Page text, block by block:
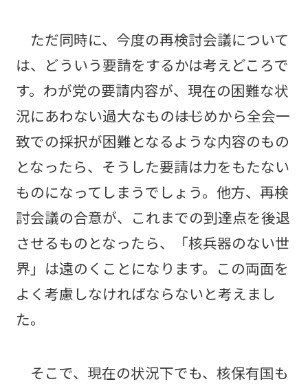
ただ同時に、今度の再検討会議について
は、どういう要請をするかは考えどころで
す。わが党の要請内容が、現在の困難な状
況にあわない過大なもの――はじめから全会一
致での採択が困難となるような内容のもの
となったら、そうした要請は力をもたない
ものになってしまうでしょう。他方、再検
討会議の合意が、これまでの到達点を後退
させるものとなったら、「核兵器のない世
界」は遠のくことになります。この両面を
よく考慮しなければならないと考えまし
た。
そこで、現在の状況下でも、核保有国も